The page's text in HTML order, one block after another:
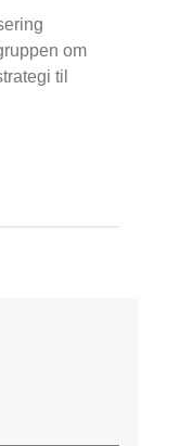
om
til